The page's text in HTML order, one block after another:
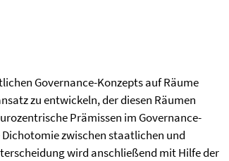
Governance-Konzepts auf Räume
zu entwickeln, der diesen Räumen
Prämissen im Governance-
zwischen staatlichen und
wird anschließend mit Hilfe der